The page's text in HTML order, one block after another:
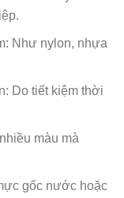
Như nylon, nhựa
Do tiết kiệm thời
màu mà
gốc nước hoặc